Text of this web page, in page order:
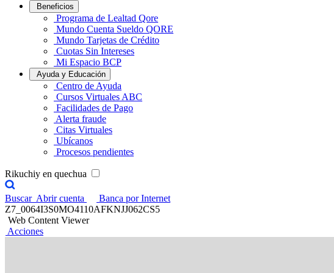
Beneficios
Programa de Lealtad Qore
Mundo Cuenta Sueldo QORE
Mundo Tarjetas de Crédito
Cuotas Sin Intereses
Mi Espacio BCP
Ayuda y Educación
Centro de Ayuda
Cursos Virtuales ABC
Facilidades de Pago
Alerta fraude
Citas Virtuales
Ubícanos
Procesos pendientes
Rikuchiy en quechua
Buscar Abrir cuenta
Banca por Internet
Z7_0064I3S0MO4110AFKNJJ062CS5
Web Content Viewer
Acciones